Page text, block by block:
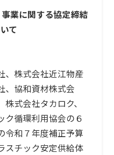
業に関する協定締結
て
、株式会社近江物産
、協和資材株式会
式会社タカロク、
ク循環利用協会の６
令和７年度補正予算
スチック安定供給体